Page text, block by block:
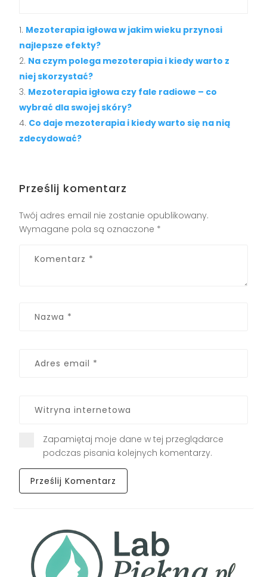
Mezoterapia igłowa w jakim wieku przynosi
najlepsze efekty?
Na czym polega mezoterapia i kiedy warto z
niej skorzystać?
Mezoterapia igłowa czy fale radiowe – co
wybrać dla swojej skóry?
Co daje mezoterapia i kiedy warto się na nią
zdecydować?
Prześlij komentarz
Twój adres email nie zostanie opublikowany.
Wymagane pola są oznaczone *
Zapamiętaj moje dane w tej przeglądarce
podczas pisania kolejnych komentarzy.